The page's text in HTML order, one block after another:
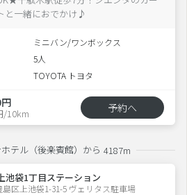
と一緒におでかけ♪
ミニバン/ワンボックス
5人
TOYOTA トヨタ
/10km 予約へ
テル（後楽賓館）から 4187m
池袋1丁目ステーション
島区上池袋1-31-5 ヴェリタス駐車場